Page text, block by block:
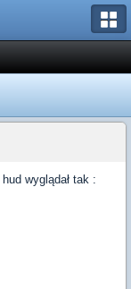
wyglądał tak :